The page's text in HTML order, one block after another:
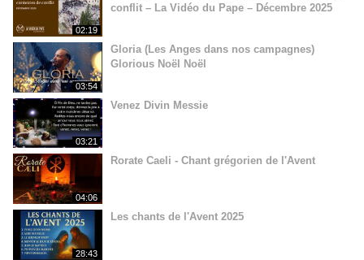
02:19
conflit – La Vidéo du Pape – Décembre 2025
03:54
Gloria (Les Anges dans nos campagnes)
Glorious Noël Noël
03:21
Venez Divin Messie
04:06
Rorate Caeli - Chant grégorien de l'Avent
28:43
Les chants de l'Avent 2025